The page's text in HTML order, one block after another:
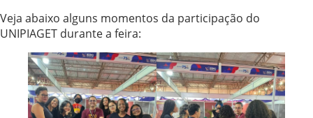
Veja abaixo alguns momentos da participação do
UNIPIAGET durante a feira: